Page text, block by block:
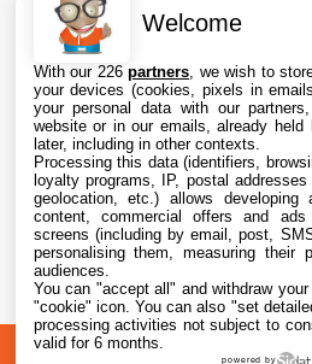
Apple augmente les
iPhone, iPad, Mac et
6 Aug. 2026 • 19:02
Welcome
With our 226partners , we wish to
your devices (cookies, pixels in
your personal data with our
website or in our emails, already
later, including in other contexts.
Processing this data (identifiers,
loyalty programs, IP, postal
geolocation, etc.) allows developing
content, commercial offers and
screens (including by email, post,
personalising them, measuring their
audiences.
You can "accept all" and withdraw
"cookie" icon. You can also "set
processing activities not subject to
valid for 6 months.
powered by